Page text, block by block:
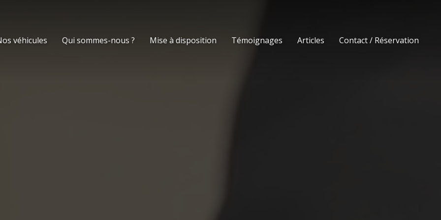
véhicules Qui sommes-nous ? Mise à disposition Témoignages Articles Contact / Réservation